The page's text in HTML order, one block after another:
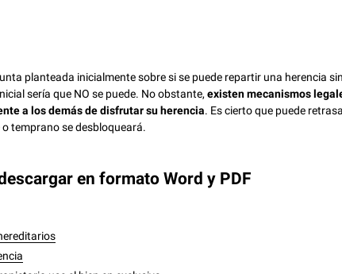
planteada inicialmente sobre si se puede repartir una herencia
sería que NO se puede. No obstante,existen mecanismos
a los demás de disfrutar su herencia. Es cierto que puede
temprano se desbloqueará.
en formato Word y PDF